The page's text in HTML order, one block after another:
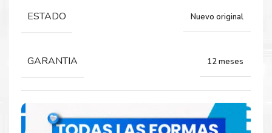
1,600 páginas
ESTADO Nuevo original
GARANTIA 12 meses